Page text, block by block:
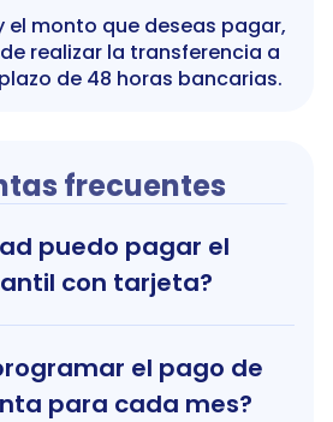
el monto que deseas pagar,
realizar la transferencia a
de 48 horas bancarias.
frecuentes
puedo pagar el
con tarjeta?
el pago de
para cada mes?